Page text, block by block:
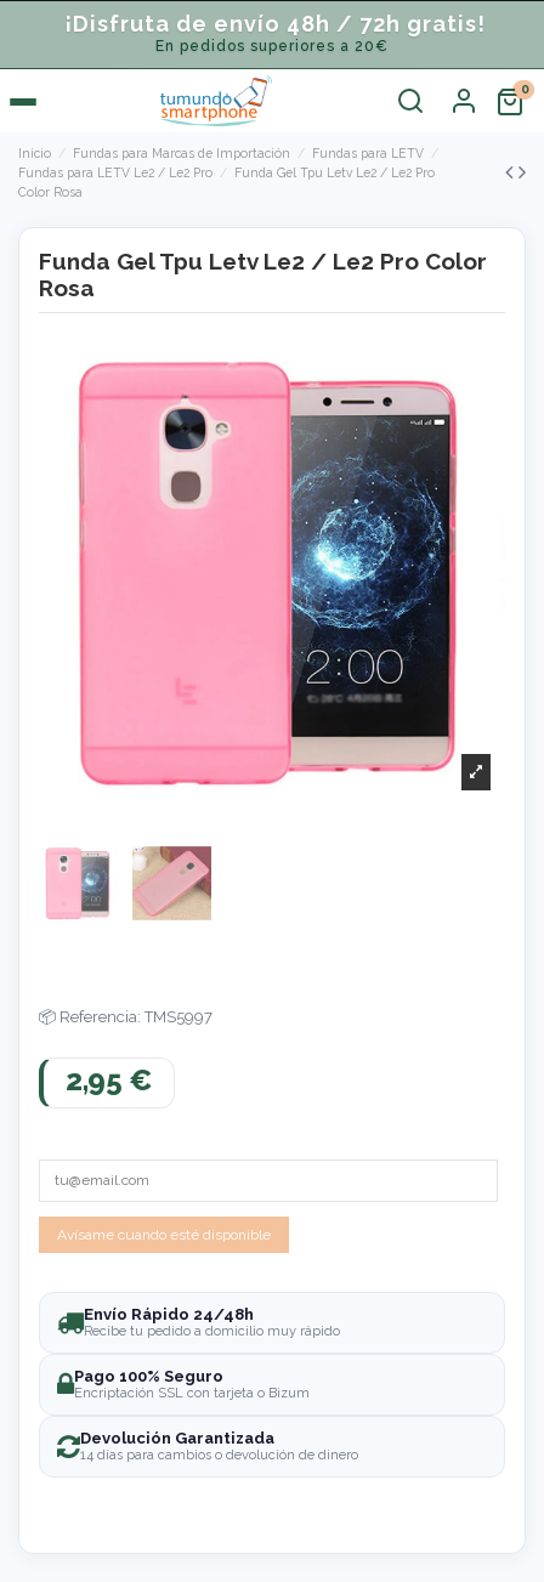
¡Disfruta de envío 48h / 72h gratis!
En pedidos superiores a 20€
Inicio Fundas para Marcas de Importación
Fundas para LETV
Fundas para LETV Le2 / Le2 Pro
Funda Gel Tpu Letv Le2 / Le2 Pro
Color Rosa
Funda Gel Tpu Letv Le2 / Le2 Pro Color
Rosa
Referencia: TMS5997
2,95 €
Envío Rápido 24/48h
Recibe tu pedido a domicilio muy rápido
Pago 100% Seguro
Encriptación SSL con tarjeta o Bizum
Devolución Garantizada
14 días para cambios o devolución de dinero